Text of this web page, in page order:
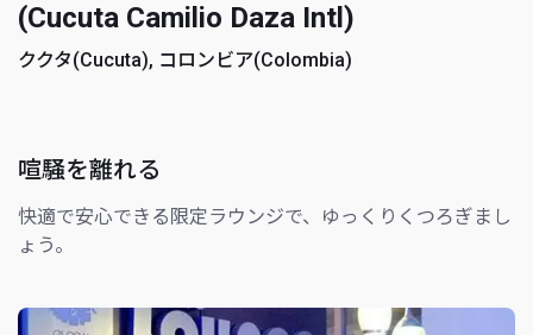
(Cucuta Camilio Daza Intl)
ククタ(Cucuta), コロンビア(Colombia)
喧騒を離れる
快適で安心できる限定ラウンジで、ゆっくりくつろぎまし
ょう。